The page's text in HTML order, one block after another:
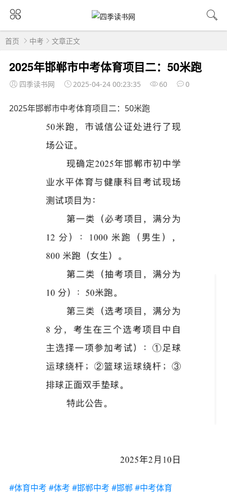
首页 中考 文章正文
2025年邯郸市中考体育项目二：50米跑
四季读书网 2025-04-24 00:23:35 60 0
2025年邯郸市中考体育项目二：50米跑
#体育中考 #体考 #邯郸中考 #邯郸 #中考体育